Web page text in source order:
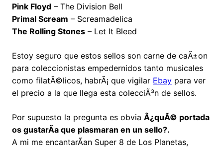
Pink Floyd – The Division Bell
Primal Scream – Screamadelica
The Rolling Stones – Let It Bleed
Estoy seguro que estos sellos son carne de caÃ±on
para coleccionistas empedernidos tanto musicales
como filatÃ©licos, habrÃ¡ que vigilar Ebay para ver
el precio a la que llega esta colecciÃ³n de sellos.
Por supuesto la pregunta es obvia Â¿quÃ© portada
os gustarÃ­a que plasmaran en un sello?.
A mi me encantarÃ­an Super 8 de Los Planetas,